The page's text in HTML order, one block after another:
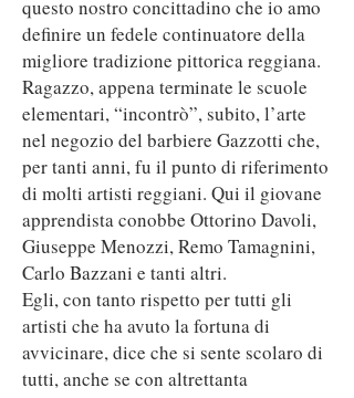
questo nostro concittadino che io amo
definire un fedele continuatore della
migliore tradizione pittorica reggiana.
Ragazzo, appena terminate le scuole
elementari, “incontrò”, subito, l’arte
nel negozio del barbiere Gazzotti che,
per tanti anni, fu il punto di riferimento
di molti artisti reggiani. Qui il giovane
apprendista conobbe Ottorino Davoli,
Giuseppe Menozzi, Remo Tamagnini,
Carlo Bazzani e tanti altri.
Egli, con tanto rispetto per tutti gli
artisti che ha avuto la fortuna di
avvicinare, dice che si sente scolaro di
tutti, anche se con altrettanta